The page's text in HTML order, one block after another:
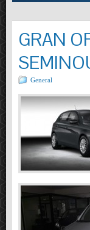
GRAN
General